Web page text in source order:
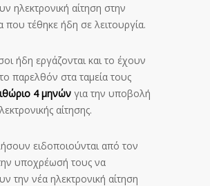
ηλεκτρονική αίτηση στην
τέθηκε ήδη σε λειτουργία.
ήδη εργάζονται και το έχουν
παρελθόν στα ταμεία τους
4 μηνών για την υποβολή
αίτησης.
ειδοποιούνται από τον
υποχρέωσή τους να
την νέα ηλεκτρονική αίτηση